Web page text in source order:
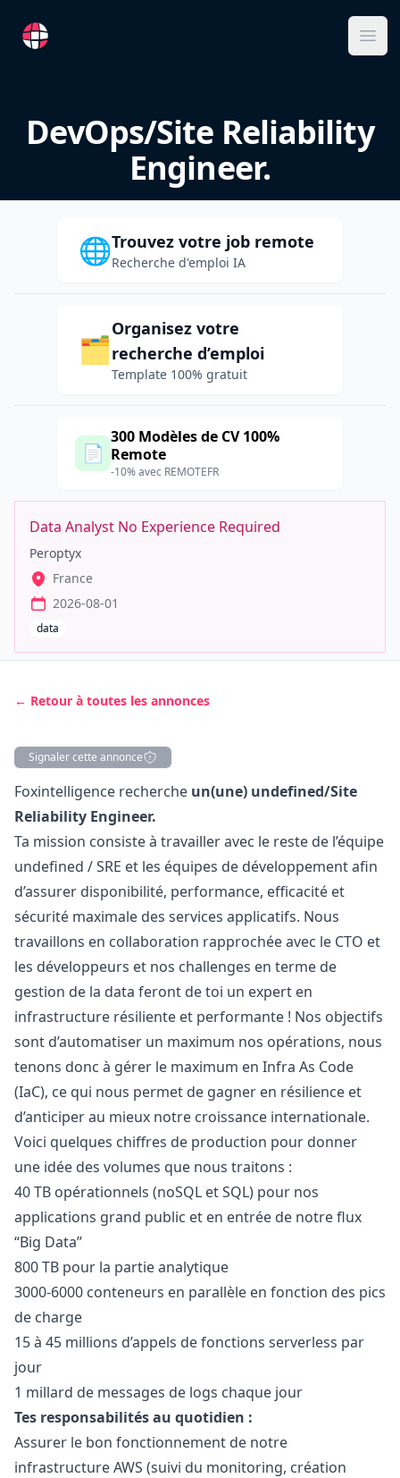
RemoteFR
DevOps/Site Reliability
Engineer.
🌐Trouvez votre job remote
Recherche d'emploi IA
🗂️
Organisez votre
recherche d’emploi
Template 100% gratuit
📄
300 Modèles de CV 100%
Remote
-10% avec REMOTEFR
Data Analyst No Experience Required
Peroptyx
France
2026-08-01
data
← Retour à toutes les annonces
Signaler cette annonce
Description
Foxintelligence recherche un(une) undefined/Site
Reliability Engineer.
Ta mission consiste à travailler avec le reste de l’équipe
undefined / SRE et les équipes de développement afin
d’assurer disponibilité, performance, efficacité et
sécurité maximale des services applicatifs. Nous
travaillons en collaboration rapprochée avec le CTO et
les développeurs et nos challenges en terme de
gestion de la data feront de toi un expert en
infrastructure résiliente et performante ! Nos objectifs
sont d’automatiser un maximum nos opérations, nous
tenons donc à gérer le maximum en Infra As Code
(IaC), ce qui nous permet de gagner en résilience et
d’anticiper au mieux notre croissance internationale.
Voici quelques chiffres de production pour donner
une idée des volumes que nous traitons :
40 TB opérationnels (noSQL et SQL) pour nos
applications grand public et en entrée de notre flux
“Big Data”
800 TB pour la partie analytique
3000-6000 conteneurs en parallèle en fonction des pics
de charge
15 à 45 millions d’appels de fonctions serverless par
jour
1 millard de messages de logs chaque jour
Tes responsabilités au quotidien :
Assurer le bon fonctionnement de notre
infrastructure AWS (suivi du monitoring, création